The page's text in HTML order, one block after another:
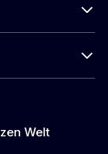
Welt